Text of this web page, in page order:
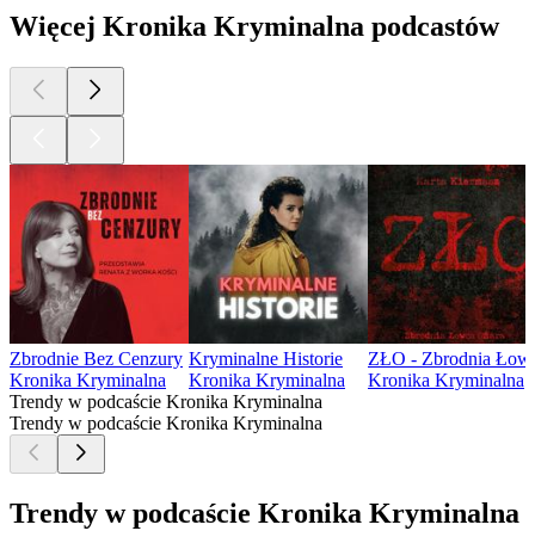
Więcej Kronika Kryminalna podcastów
Zbrodnie Bez Cenzury
Kronika Kryminalna
Kryminalne Historie
Kronika Kryminalna
ZŁO - Zbrodnia
Kronika Kryminalna
Trendy w podcaście Kronika Kryminalna
Trendy w podcaście Kronika Kryminalna
Trendy w podcaście Kronika Kryminalna